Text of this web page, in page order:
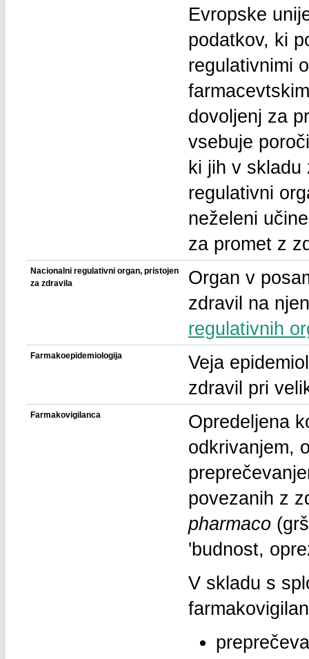
Evropske
podatkov, ki
regulativnimi
dovoljenj za
vsebuje
ki jih v skladu
regulativni
neželeni
za promet z
Nacionalni regulativni organ, pristojen
za zdravila
Organ v
zdravil na
regulativnih
Farmakoepidemiologija
Veja
zdravil pri
Farmakovigilanca
Opredeljena
odkrivanjem,
povezanih z
pharmaco
'budnost,
V skladu s